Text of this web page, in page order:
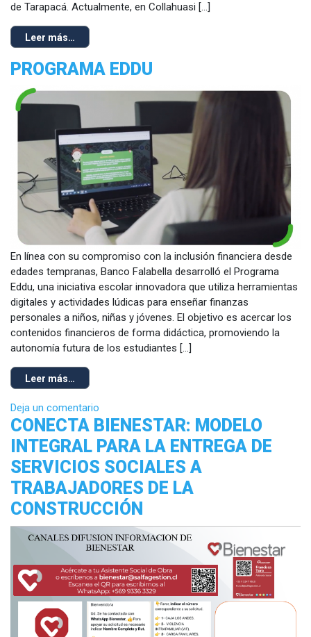
de Tarapacá. Actualmente, en Collahuasi […]
Leer más…
PROGRAMA EDDU
En línea con su compromiso con la inclusión financiera desde
edades tempranas, Banco Falabella desarrolló el Programa
Eddu, una iniciativa escolar innovadora que utiliza herramientas
digitales y actividades lúdicas para enseñar finanzas
personales a niños, niñas y jóvenes. El objetivo es acercar los
contenidos financieros de forma didáctica, promoviendo la
autonomía futura de los estudiantes […]
Leer más…
Deja un comentario
CONECTA BIENESTAR: MODELO
INTEGRAL PARA LA ENTREGA DE
SERVICIOS SOCIALES A
TRABAJADORES DE LA
CONSTRUCCIÓN